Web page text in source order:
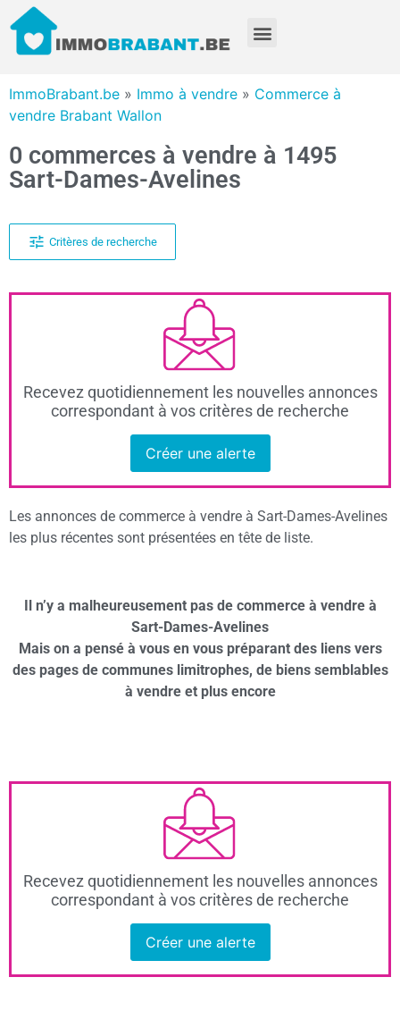
ImmoBrabant.be » Immo à vendre » Commerce à
vendre Brabant Wallon
0 commerces à vendre à 1495
Sart-Dames-Avelines
Critères de recherche
Recevez quotidiennement les nouvelles annonces
correspondant à vos critères de recherche
Créer une alerte
Les annonces de commerce à vendre à Sart-Dames-Avelines
les plus récentes sont présentées en tête de liste.
Il n’y a malheureusement pas de commerce à vendre à
Sart-Dames-Avelines
Mais on a pensé à vous en vous préparant des liens vers
des pages de communes limitrophes, de biens semblables
à vendre et plus encore
Recevez quotidiennement les nouvelles annonces
correspondant à vos critères de recherche
Créer une alerte